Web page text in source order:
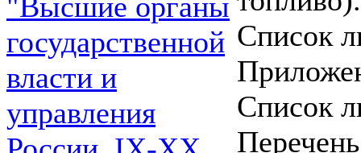
государственной
власти и
управления
Список
Список